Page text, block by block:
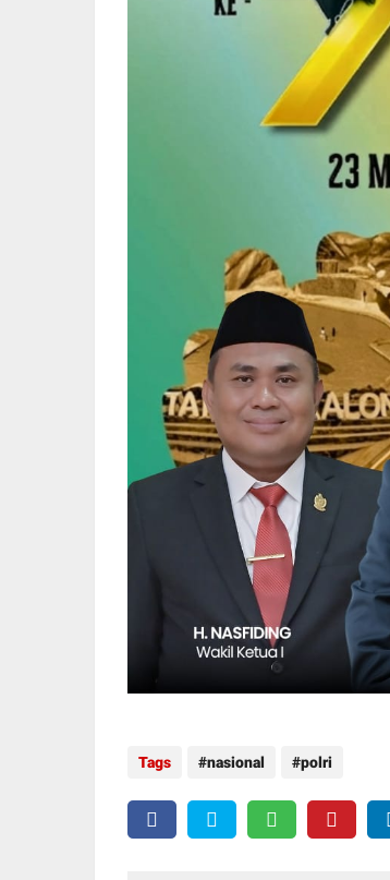
Tags nasional polri